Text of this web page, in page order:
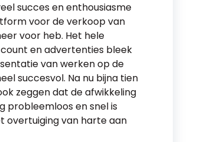
succes en enthousiasme
voor de verkoop van
voor heb. Het hele
en advertenties bleek
van werken op de
succesvol. Na nu bijna tien
zeggen dat de afwikkeling
probleemloos en snel is
overtuiging van harte aan